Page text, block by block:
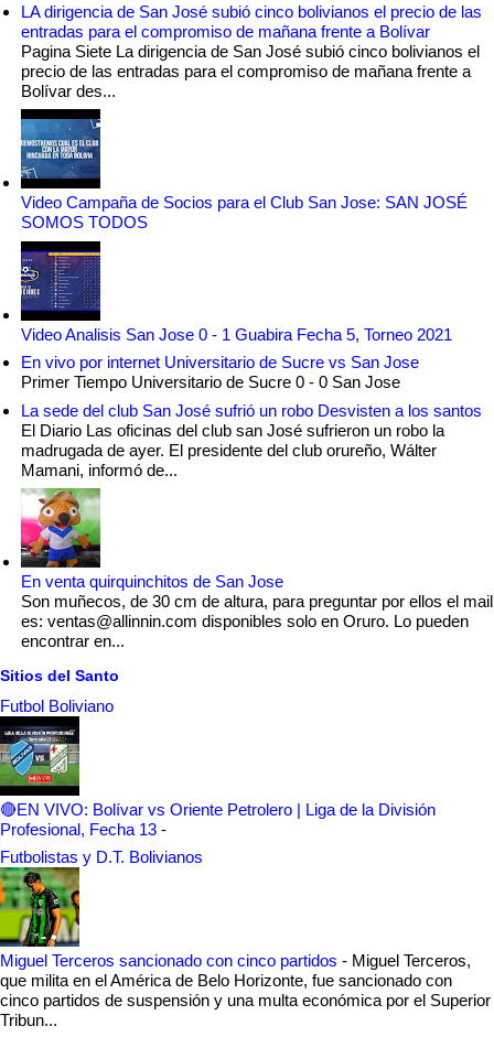
LA dirigencia de San José subió cinco bolivianos el precio de las
entradas para el compromiso de mañana frente a Bolívar
Pagina Siete La dirigencia de San José subió cinco bolivianos el
precio de las entradas para el compromiso de mañana frente a
Bolívar des...
Video Campaña de Socios para el Club San Jose: SAN JOSÉ
SOMOS TODOS
Video Analisis San Jose 0 - 1 Guabira Fecha 5, Torneo 2021
En vivo por internet Universitario de Sucre vs San Jose
Primer Tiempo Universitario de Sucre 0 - 0 San Jose
La sede del club San José sufrió un robo Desvisten a los santos
El Diario Las oficinas del club san José sufrieron un robo la
madrugada de ayer. El presidente del club orureño, Wálter
Mamani, informó de...
En venta quirquinchitos de San Jose
Son muñecos, de 30 cm de altura, para preguntar por ellos el mail
es: ventas@allinnin.com disponibles solo en Oruro. Lo pueden
encontrar en...
Sitios del Santo
Futbol Boliviano
🔴EN VIVO: Bolívar vs Oriente Petrolero | Liga de la División
Profesional, Fecha 13 -
Futbolistas y D.T. Bolivianos
Miguel Terceros sancionado con cinco partidos - Miguel Terceros,
que milita en el América de Belo Horizonte, fue sancionado con
cinco partidos de suspensión y una multa económica por el Superior
Tribun...